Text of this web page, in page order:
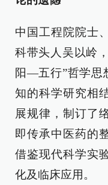
中国工程院院士
科带头人吴以岭
阳—五行”哲学思
知的科学研究相
展规律，制订了
即传承中医药的
借鉴现代科学实
化及临床应用。